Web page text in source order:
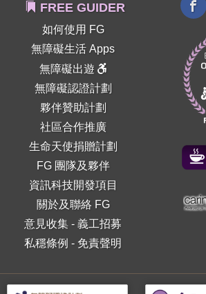
FREE GUIDER
如何使用 FG
無障礙生活 Apps
無障礙出遊
無障礙認證計劃
夥伴贊助計劃
社區合作推廣
生命天使捐贈計劃
FG 團隊及夥伴
資訊科技開發項目
關於及聯絡 FG
意見收集 -義工招募
私穩條例 - 免責聲明